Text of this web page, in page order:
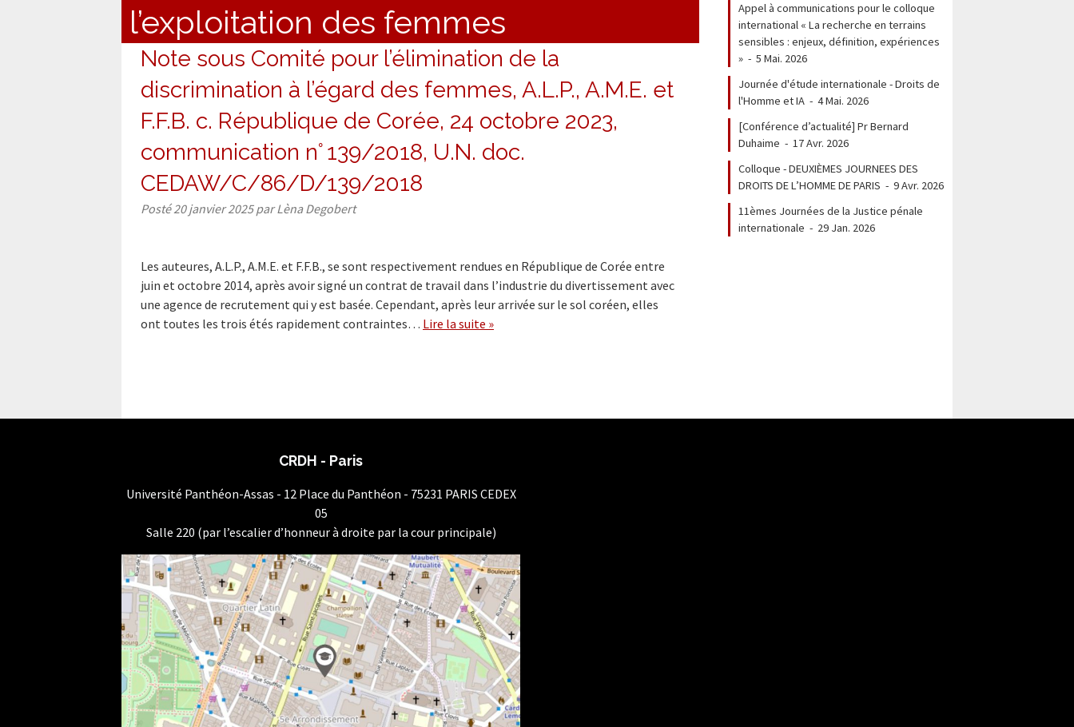
l’exploitation des femmes
Note sous Comité pour l’élimination de la
discrimination à l’égard des femmes, A.L.P., A.M.E. et
F.F.B. c. République de Corée, 24 octobre 2023,
communication n° 139/2018, U.N. doc.
CEDAW/C/86/D/139/2018
Posté20 janvier 2025 par Lèna Degobert
Les auteures, A.L.P., A.M.E. et F.F.B., se sont respectivement rendues en République de Corée entre
juin et octobre 2014, après avoir signé un contrat de travail dans l’industrie du divertissement avec
une agence de recrutement qui y est basée. Cependant, après leur arrivée sur le sol coréen, elles
ont toutes les trois étés rapidement contraintes… Lire la suite »
Appel à communications pour le colloque
international « La recherche en terrains
sensibles : enjeux, définition, expériences
» -5 Mai. 2026
Journée d'étude internationale - Droits de
l'Homme et IA -4 Mai. 2026
[Conférence d’actualité] Pr Bernard
Duhaime -17 Avr. 2026
Colloque - DEUXIÈMES JOURNEES DES
DROITS DE L’HOMME DE PARIS -9 Avr. 2026
11èmes Journées de la Justice pénale
internationale - 29 Jan. 2026
CRDH - Paris
Université Panthéon-Assas - 12 Place du Panthéon - 75231 PARIS CEDEX
05
Salle 220 (par l’escalier d’honneur à droite par la cour principale)